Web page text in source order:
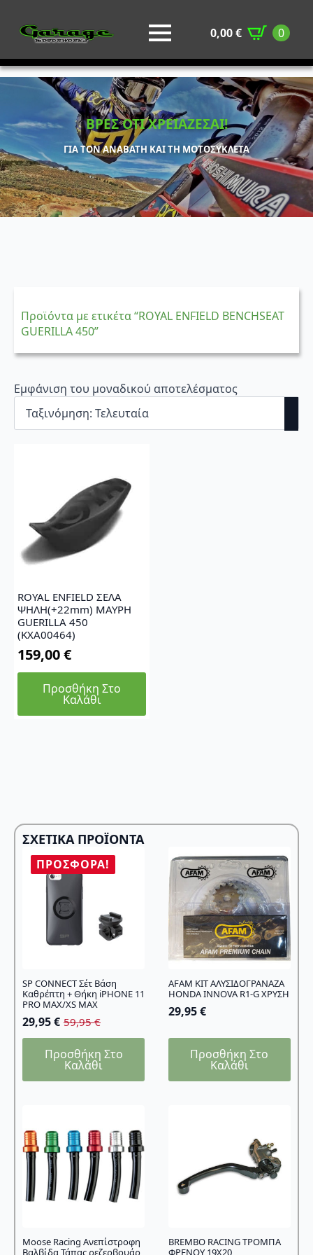
0,00€ 0
ΒΡΕΣ ΟΤΙ ΧΡΕΙΑΖΕΣΑΙ!
ΓΙΑ ΤΟΝ ΑΝΑΒΑΤΗ ΚΑΙ ΤΗ ΜΟΤΟΣΥΚΛΕΤΑ
Προϊόντα με ετικέτα “ROYAL ENFIELD BENCHSEAT
GUERILLA 450”
Εμφάνιση του μοναδικού αποτελέσματος
ROYAL ENFIELD ΣΕΛΑ
ΨΗΛΗ(+22mm) ΜΑΥΡΗ
GUERILLA 450
(KXA00464)
159,00€
Προσθήκη Στο
Καλάθι
ΣΧΕΤΙΚΆ ΠΡΟΪΌΝΤΑ
ΠΡΟΣΦΟΡΆ!
SP CONNECT Σέτ Βάση
Καθρέπτη + Θήκη iPHONE 11
PRO MAX/XS MAX
59,95€
Original
price
was:
29,95€
Η
τρέχουσα
τιμή
29,95 €.
Προσθήκη Στο
Καλάθι
AFAM KIT ΑΛΥΣΙΔΟΓΡΑΝΑΖΑ
HONDA INNOVA R1-G ΧΡΥΣΗ
29,95€
Προσθήκη Στο
Καλάθι
Moose Racing Ανεπίστροφη
Βαλβίδα Τάπας ρεζερβουάρ
BREMBO RACING ΤΡΟΜΠΑ
ΦΡΕΝΟΥ 19X20